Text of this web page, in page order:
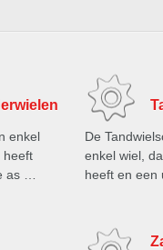
enkel
heeft
as …
De
enkel wiel,
heeft en